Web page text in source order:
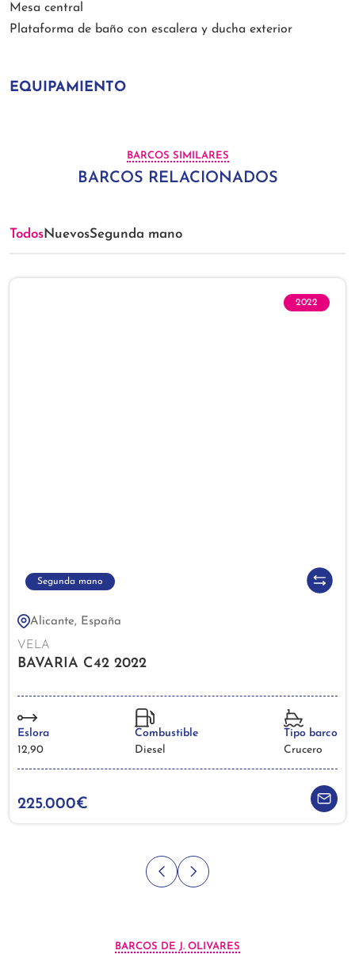
Mesa central
Plataforma de baño con escalera y ducha exterior
EQUIPAMIENTO
BARCOS SIMILARES
BARCOS RELACIONADOS
TodosNuevosSegunda mano
2022
Segunda mano
Alicante, España
VELA
BAVARIA C42 2022
Eslora
12,90
Combustible
Diesel
Tipo barco
Crucero
225.000€
BARCOS DE J. OLIVARES